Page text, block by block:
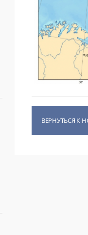
ВЕРНУТЬСЯ К